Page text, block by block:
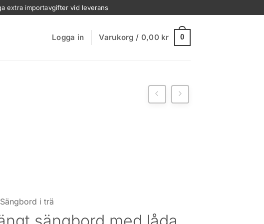
extra importavgifter vid leverans
Logga in Varukorg / 0,00 kr 0
Sängbord i trä